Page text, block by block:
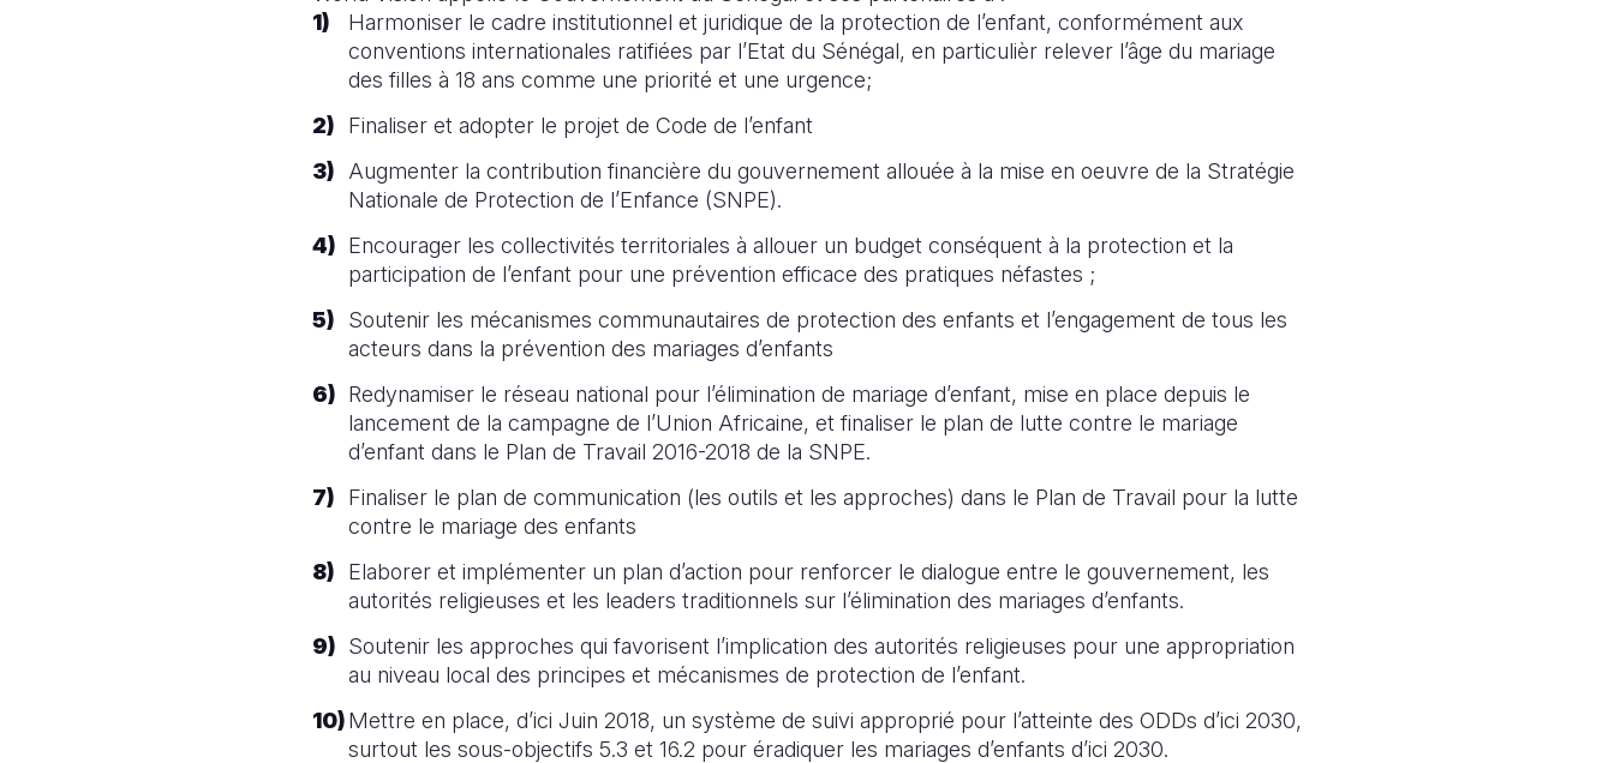
Harmoniser le cadre institutionnel et juridique de la protection de l’enfant, conformément aux
conventions internationales ratifiées par l’Etat du Sénégal, en particulièr relever l’âge du mariage
des filles à 18 ans comme une priorité et une urgence;
Finaliser et adopter le projet de Code de l’enfant
Augmenter la contribution financière du gouvernement allouée à la mise en oeuvre de la Stratégie
Nationale de Protection de l’Enfance (SNPE).
Encourager les collectivités territoriales à allouer un budget conséquent à la protection et la
participation de l’enfant pour une prévention efficace des pratiques néfastes ;
Soutenir les mécanismes communautaires de protection des enfants et l’engagement de tous les
acteurs dans la prévention des mariages d’enfants
Redynamiser le réseau national pour l’élimination de mariage d’enfant, mise en place depuis le
lancement de la campagne de l’Union Africaine, et finaliser le plan de lutte contre le mariage
d’enfant dans le Plan de Travail 2016-2018 de la SNPE.
Finaliser le plan de communication (les outils et les approches) dans le Plan de Travail pour la lutte
contre le mariage des enfants
Elaborer et implémenter un plan d’action pour renforcer le dialogue entre le gouvernement, les
autorités religieuses et les leaders traditionnels sur l’élimination des mariages d’enfants.
Soutenir les approches qui favorisent l’implication des autorités religieuses pour une appropriation
au niveau local des principes et mécanismes de protection de l’enfant.
Mettre en place, d’ici Juin 2018, un système de suivi approprié pour l’atteinte des ODDs d’ici 2030,
surtout les sous-objectifs 5.3 et 16.2 pour éradiquer les mariages d’enfants d’ici 2030.